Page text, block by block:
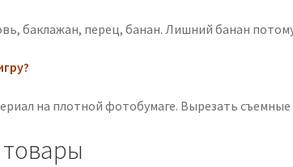
баклажан, перец, банан. Лишний банан
на плотной фотобумаге. Вырезать